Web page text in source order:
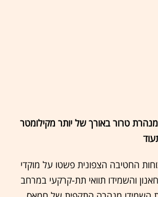
מנהרת טרור באורך של יותר מקילומטר
החטיבה הצפונית פשטו על מוקדי
והשמידו תוואי תת-קרקעי במרחב